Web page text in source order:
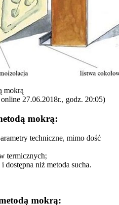
mokrą
27.06.2018r., godz. 20:05)
mokrą:
techniczne, mimo dość
termicznych;
dostępna niż metoda sucha.
mokrą: